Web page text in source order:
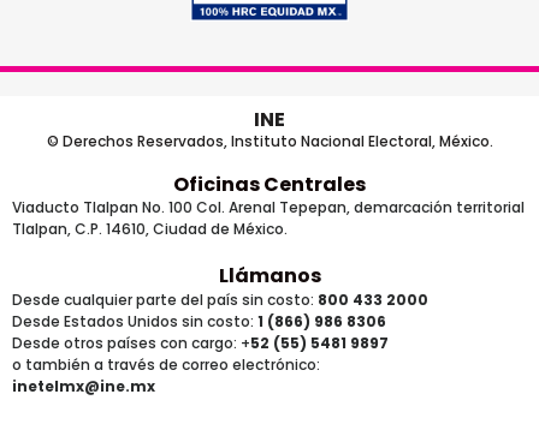
INE
© Derechos Reservados, Instituto Nacional Electoral, México.
Oficinas Centrales
Viaducto Tlalpan No. 100 Col. Arenal Tepepan, demarcación territorial
Tlalpan, C.P. 14610, Ciudad de México.
Llámanos
Desde cualquier parte del país sin costo: 800 433 2000
Desde Estados Unidos sin costo: 1 (866) 986 8306
Desde otros países con cargo: +52 (55) 5481 9897
o también a través de correo electrónico:
inetelmx@ine.mx